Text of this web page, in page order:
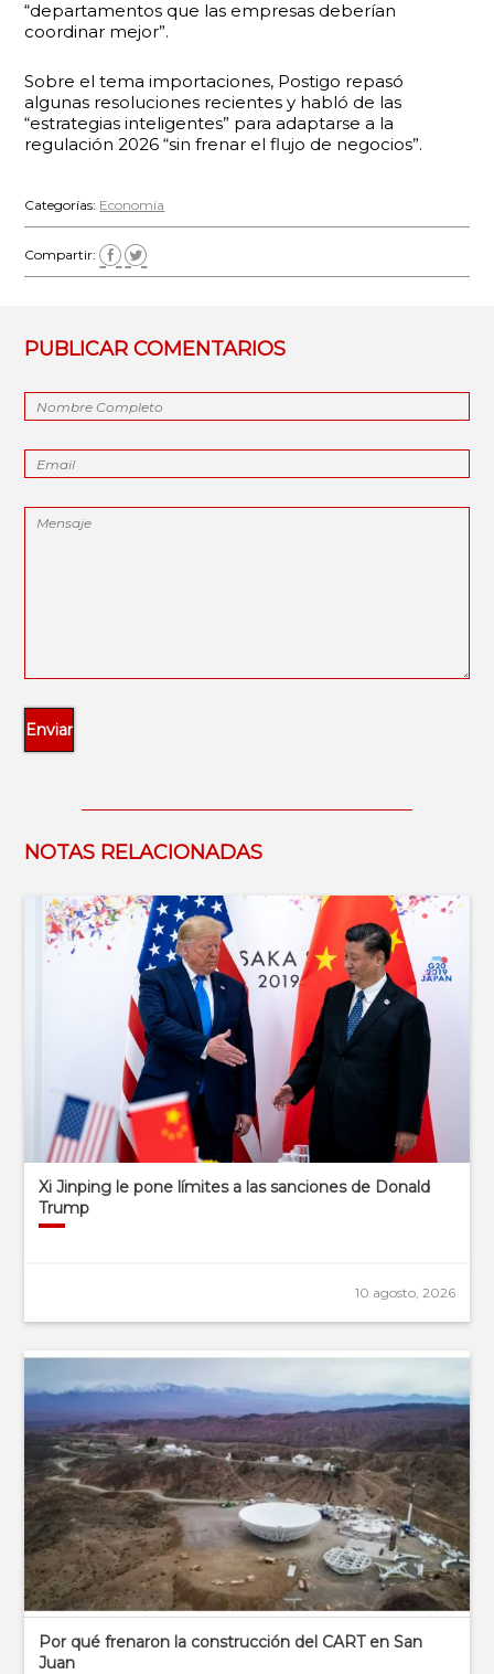
“departamentos que las empresas deberían
coordinar mejor”.
Sobre el tema importaciones, Postigo repasó
algunas resoluciones recientes y habló de las
“estrategias inteligentes” para adaptarse a la
regulación 2026 “sin frenar el flujo de negocios”.
Categorías: Economía
Compartir:
PUBLICAR COMENTARIOS
NOTAS RELACIONADAS
Xi Jinping le pone límites a las sanciones de Donald
Trump
10 agosto, 2026
Por qué frenaron la construcción del CART en San
Juan